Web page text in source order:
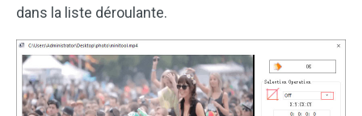
dans la liste déroulante.